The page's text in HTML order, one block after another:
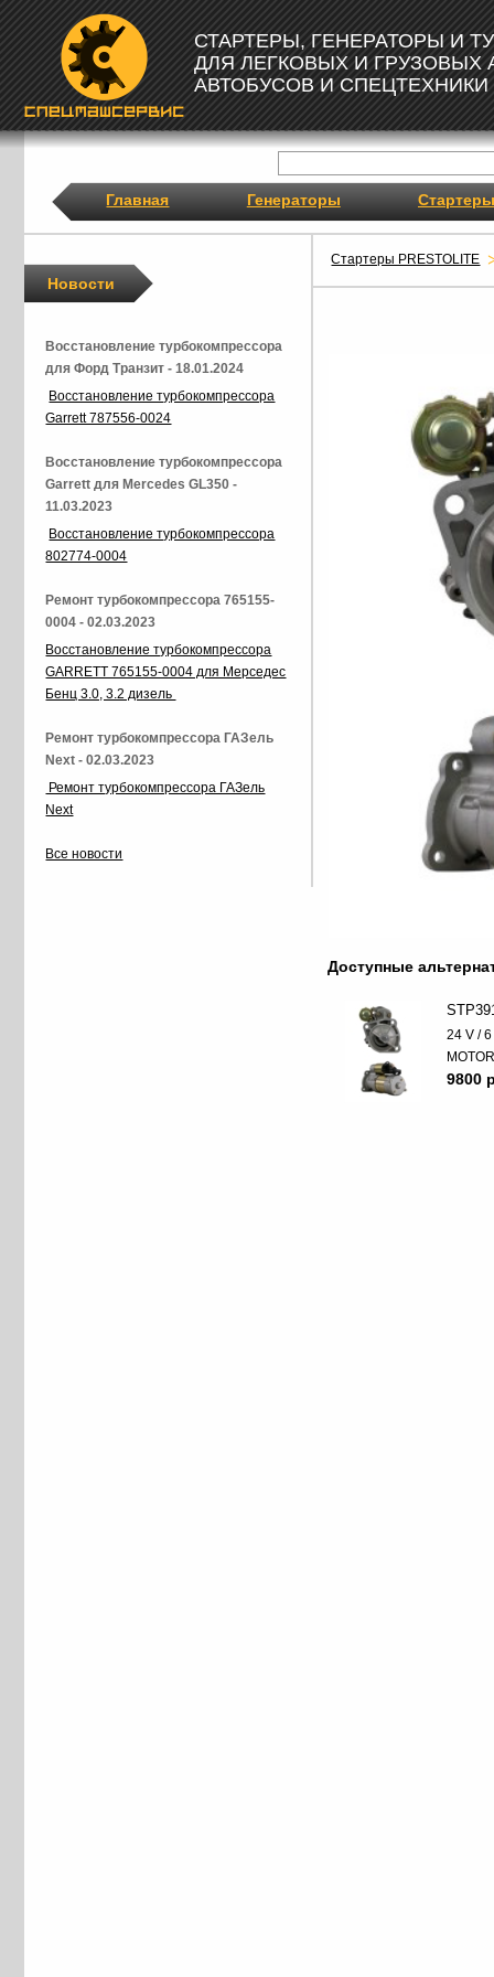
СТАРТЕРЫ, ГЕНЕРАТОРЫ И
ДЛЯ ЛЕГКОВЫХ И ГРУЗОВЫХ
АВТОБУСОВ И СПЕЦТЕХНИКИ
Главная Генераторы Стартеры
Стартеры PRESTOLITE
Доступные
24 V /
9800
Новости
Восстановление турбокомпрессора
для Форд Транзит - 18.01.2024
Восстановление турбокомпрессора
Garrett 787556-0024
Восстановление турбокомпрессора
Garrett для Mercedes GL350 -
11.03.2023
Восстановление турбокомпрессора
802774-0004
Ремонт турбокомпрессора 765155-
0004 - 02.03.2023
Восстановление турбокомпрессора
GARRETT 765155-0004 для Мерседес
Бенц 3.0, 3.2 дизель
Ремонт турбокомпрессора ГАЗель
Next - 02.03.2023
Ремонт турбокомпрессора ГАЗель
Next
Все новости